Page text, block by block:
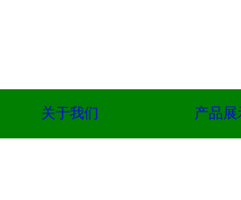
关于我们 产品展